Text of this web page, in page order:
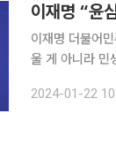
이재명 “윤
이재명 더불어
울 게 아니라 민생부터 챙겨야
2024-01-22